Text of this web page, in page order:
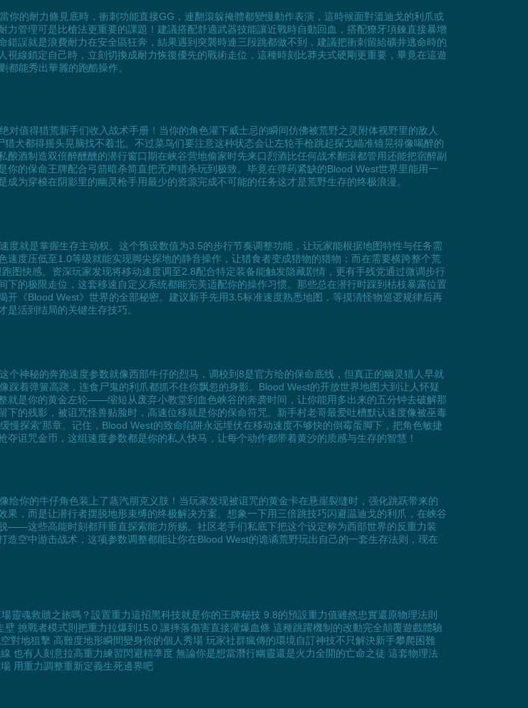
的耐力條見底時，衝刺功能直接GG，連翻滾躲掩體都變慢動作表演，這時候面對溫迪戈的利爪或
管理可是比槍法更重要的課題！建議搭配舒適武器技能讓近戰時自動回血，搭配獠牙項鍊直接暴增
誤就是浪費耐力在安全區狂奔，結果遇到突襲時連三段跳都做不到，建議把衝刺留給礦井逃命時的
線鎖定自己時，立刻切換成耐力恢復優先的戰術走位，這種時刻比莽夫式硬剛更重要，畢竟在這遊
都能秀出華麗的跑酷操作。
值得猎荒新手们收入战术手册！当你的角色灌下威士忌的瞬间仿佛被荒野之灵附体视野里的敌人
犬都得摇头晃脑找不着北。不过菜鸟们要注意这种状态会让左轮手枪跳起探戈瞄准镜晃得像喝醉的
酒制造双倍醉醺醺的潜行窗口期在峡谷营地偷家时先来口烈酒比任何战术翻滚都管用还能把宿醉副
的保命王牌配合弓箭暗杀简直把无声猎杀玩到极致。毕竟在弹药紧缺的Blood West世界里能用一
为穿梭在阴影里的幽灵枪手用最少的资源完成不可能的任务这才是荒野生存的终极浪漫。
就是掌握生存主动权。这个预设数值为3.5的步行节奏调整功能，让玩家能根据地图特性与任务需
度压低至1.0等级就能实现脚尖探地的静音操作，让猎食者变成猎物的猎物；而在需要横跨整个荒
图快感。资深玩家发现将移动速度调至2.8配合特定装备能触发隐藏剧情，更有手残党通过微调步行
的极限走位，这套移速自定义系统都能完美适配你的操作习惯。那些总在潜行时踩到枯枝暴露位置
《Blood West》世界的全部秘密。建议新手先用3.5标准速度熟悉地图，等摸清怪物巡逻规律后再
活到结局的关键生存技巧。
神秘的奔跑速度参数就像西部牛仔的烈马，调校到8是官方给的保命底线，但真正的幽灵猎人早就
着弹簧高跷，连食尸鬼的利爪都抓不住你飘忽的身影。Blood West的开放世界地图大到让人怀疑
就是你的黄金左轮——缩短从废弃小教堂到血色峡谷的奔袭时间，让你能用多出来的五分钟去破解那
的残影，被诅咒怪兽贴脸时，高速位移就是你的保命符咒。新手村老哥最爱吐槽默认速度像被巫毒
探索'那章。记住，Blood West的致命陷阱永远埋伏在移动速度不够快的倒霉蛋脚下，把角色敏捷
诅咒金币，这组速度参数都是你的私人快马，让每个动作都带着黄沙的质感与生存的智慧！
你的牛仔角色装上了蒸汽朋克义肢！当玩家发现被诅咒的黄金卡在悬崖裂缝时，强化跳跃带来的
，而是让潜行者摆脱地形束缚的终极解决方案。想象一下用三倍跳技巧闪避温迪戈的利爪，在峡谷
——这些高能时刻都拜垂直探索能力所赐。社区老手们私底下把这个设定称为西部世界的反重力装
空中游击战术，这项参数调整都能让你在Blood West的诡谲荒野玩出自己的一套生存法则，现在
魂救贖之旅嗎？設置重力這招黑科技就是你的王牌秘技 9.8的預設重力值雖然忠實還原物理法則
挑戰者模式則把重力拉爆到15.0 讓摔落傷害直接灌爆血條 這種跳躍機制的改動完全顛覆遊戲體驗
對地狙擊 高難度地形瞬間變身你的個人秀場 玩家社群瘋傳的環境自訂神技不只解決新手攀爬困難
也有人刻意拉高重力練習閃避精準度 無論你是想當潛行幽靈還是火力全開的亡命之徒 這套物理法
用重力調整重新定義生死邊界吧